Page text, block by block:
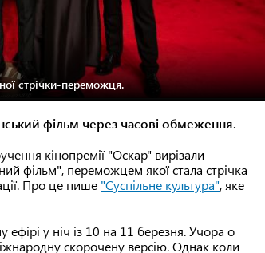
стрічки-переможця.
фільм через часові обмеження.
кінопремії "Оскар" вирізали
фільм", переможцем якої стала стрічка
Про це пише "Суспільне культура", яке
у ніч із 10 на 11 березня. Учора о
скорочену версію. Однак коли